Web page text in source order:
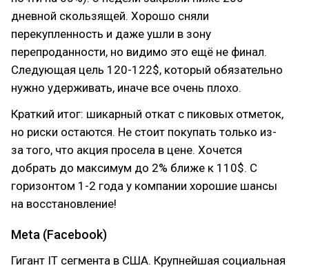
дневной скользящей. Хорошо сняли
перекупленность и даже ушли в зону
перепроданности, но видимо это ещё не финал.
Следующая цель 120-122$, который обязательно
нужно удерживать, иначе все очень плохо.
Краткий итог: шикарный откат с пиковых отметок,
но риски остаются. Не стоит покупать только из-
за того, что акция просела в цене. Хочется
добрать до максимум до 2% ближе к 110$. С
горизонтом 1-2 года у компании хорошие шансы
на восстановление!
Meta (Facebook)
Гигант IT сегмента в США. Крупнейшая социальная